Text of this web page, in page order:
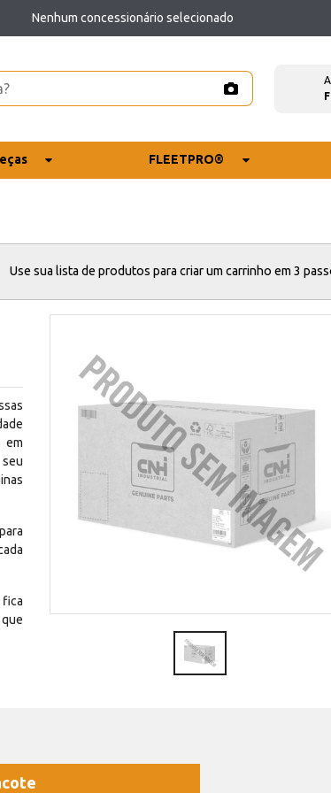
Nenhum concessionário selecionado
FLEETPRO®
Use sua lista de produtos para criar um carrinho em 3
em